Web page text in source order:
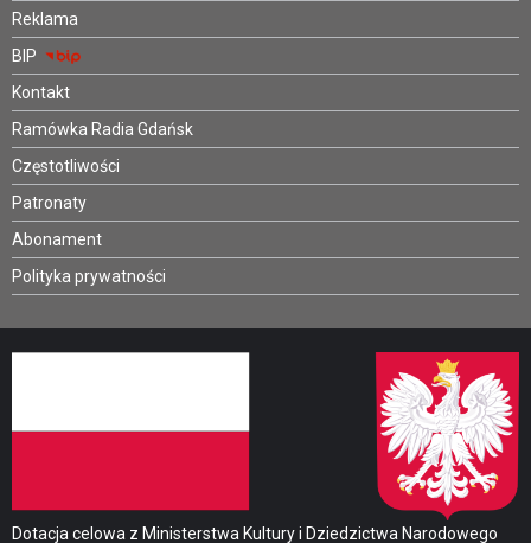
Reklama
BIP
Kontakt
Ramówka Radia Gdańsk
Częstotliwości
Patronaty
Abonament
Polityka prywatności
Dotacja celowa z Ministerstwa Kultury i Dziedzictwa Narodowego